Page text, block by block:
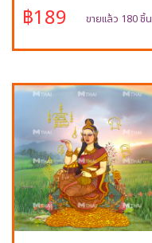
฿189 ขายแล้ว 180 ชิ้น